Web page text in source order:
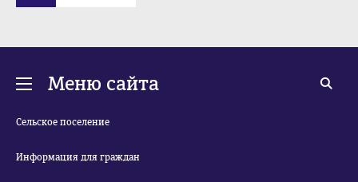
Меню сайта
Сельское поселение
Информация для граждан